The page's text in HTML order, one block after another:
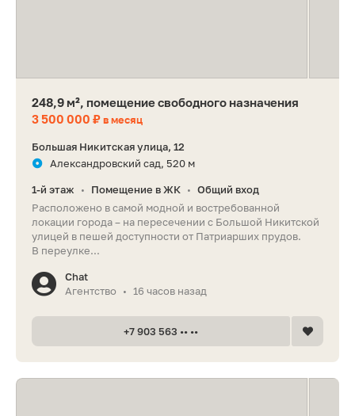
248,9 м², помещение свободного назначения
3 500 000 ₽в месяц
Большая Никитская улица, 12
Александровский сад, 520 м
1-й этаж • Помещение в ЖК • Общий вход
Расположено в самой модной и востребованной
локации города – на пересечении с Большой Никитской
улицей в пешей доступности от Патриарших прудов.
В переулке...
Chat
Агентство
• 16 часов назад
+7 903 563 •• ••